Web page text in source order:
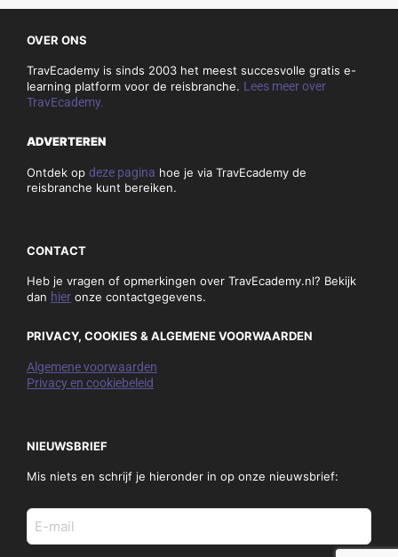
OVER ONS
TravEcademy is sinds 2003 het meest succesvolle gratis e-
learning platform voor de reisbranche. Lees meer over
TravEcademy.
ADVERTEREN
Ontdek op deze pagina hoe je via TravEcademy de
reisbranche kunt bereiken.
CONTACT
Heb je vragen of opmerkingen over TravEcademy.nl? Bekijk
dan hier onze contactgegevens.
PRIVACY, COOKIES & ALGEMENE VOORWAARDEN
Algemene voorwaarden
Privacy en cookiebeleid
NIEUWSBRIEF
Mis niets en schrijf je hieronder in op onze nieuwsbrief:
E-
mail